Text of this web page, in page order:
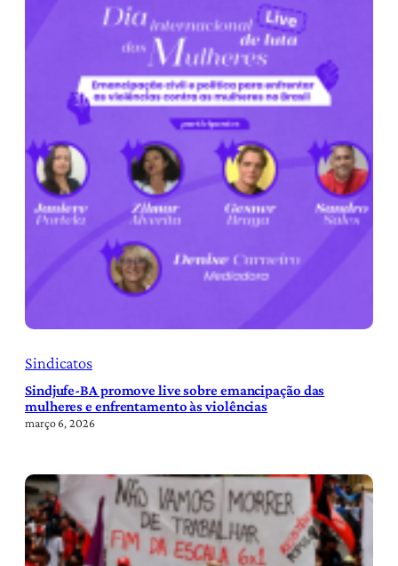
Sindicatos
Sindjufe-BA promove live sobre emancipação das
mulheres e enfrentamento às violências
março 6, 2026